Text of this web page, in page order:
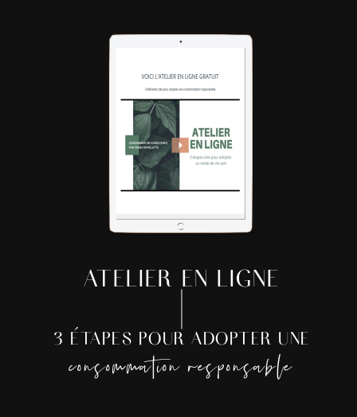
ATELIER EN LIGNE
3 ÉTAPES POUR ADOPTER UNE
consommation responsable